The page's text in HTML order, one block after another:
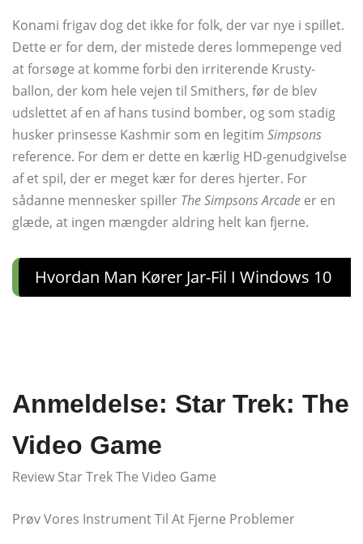
Konami frigav dog det ikke for folk, der var nye i spillet.
Dette er for dem, der mistede deres lommepenge ved
at forsøge at komme forbi den irriterende Krusty-
ballon, der kom hele vejen til Smithers, før de blev
udslettet af en af ​​hans tusind bomber, og som stadig
husker prinsesse Kashmir som en legitim Simpsons
reference. For dem er dette en kærlig HD-genudgivelse
af et spil, der er meget kær for deres hjerter. For
sådanne mennesker spiller The Simpsons Arcade er en
glæde, at ingen mængder aldring helt kan fjerne.
Hvordan Man Kører Jar-Fil I Windows 10
Anmeldelse: Star Trek: The
Video Game
Review Star Trek The Video Game
Prøv Vores Instrument Til At Fjerne Problemer